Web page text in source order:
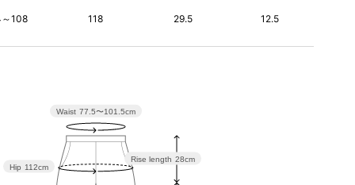
108
118 29.5 12.5
Rise length 28cm
Hip 112cm
Waist 77.5〜101.5cm